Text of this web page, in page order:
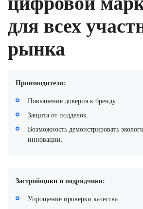
для всех
рынка
Производители:
Повышение доверия к бренду.
Защита от подделок.
Возможность демонстрировать
инновации.
Застройщики и подрядчики:
Упрощение проверки качества.